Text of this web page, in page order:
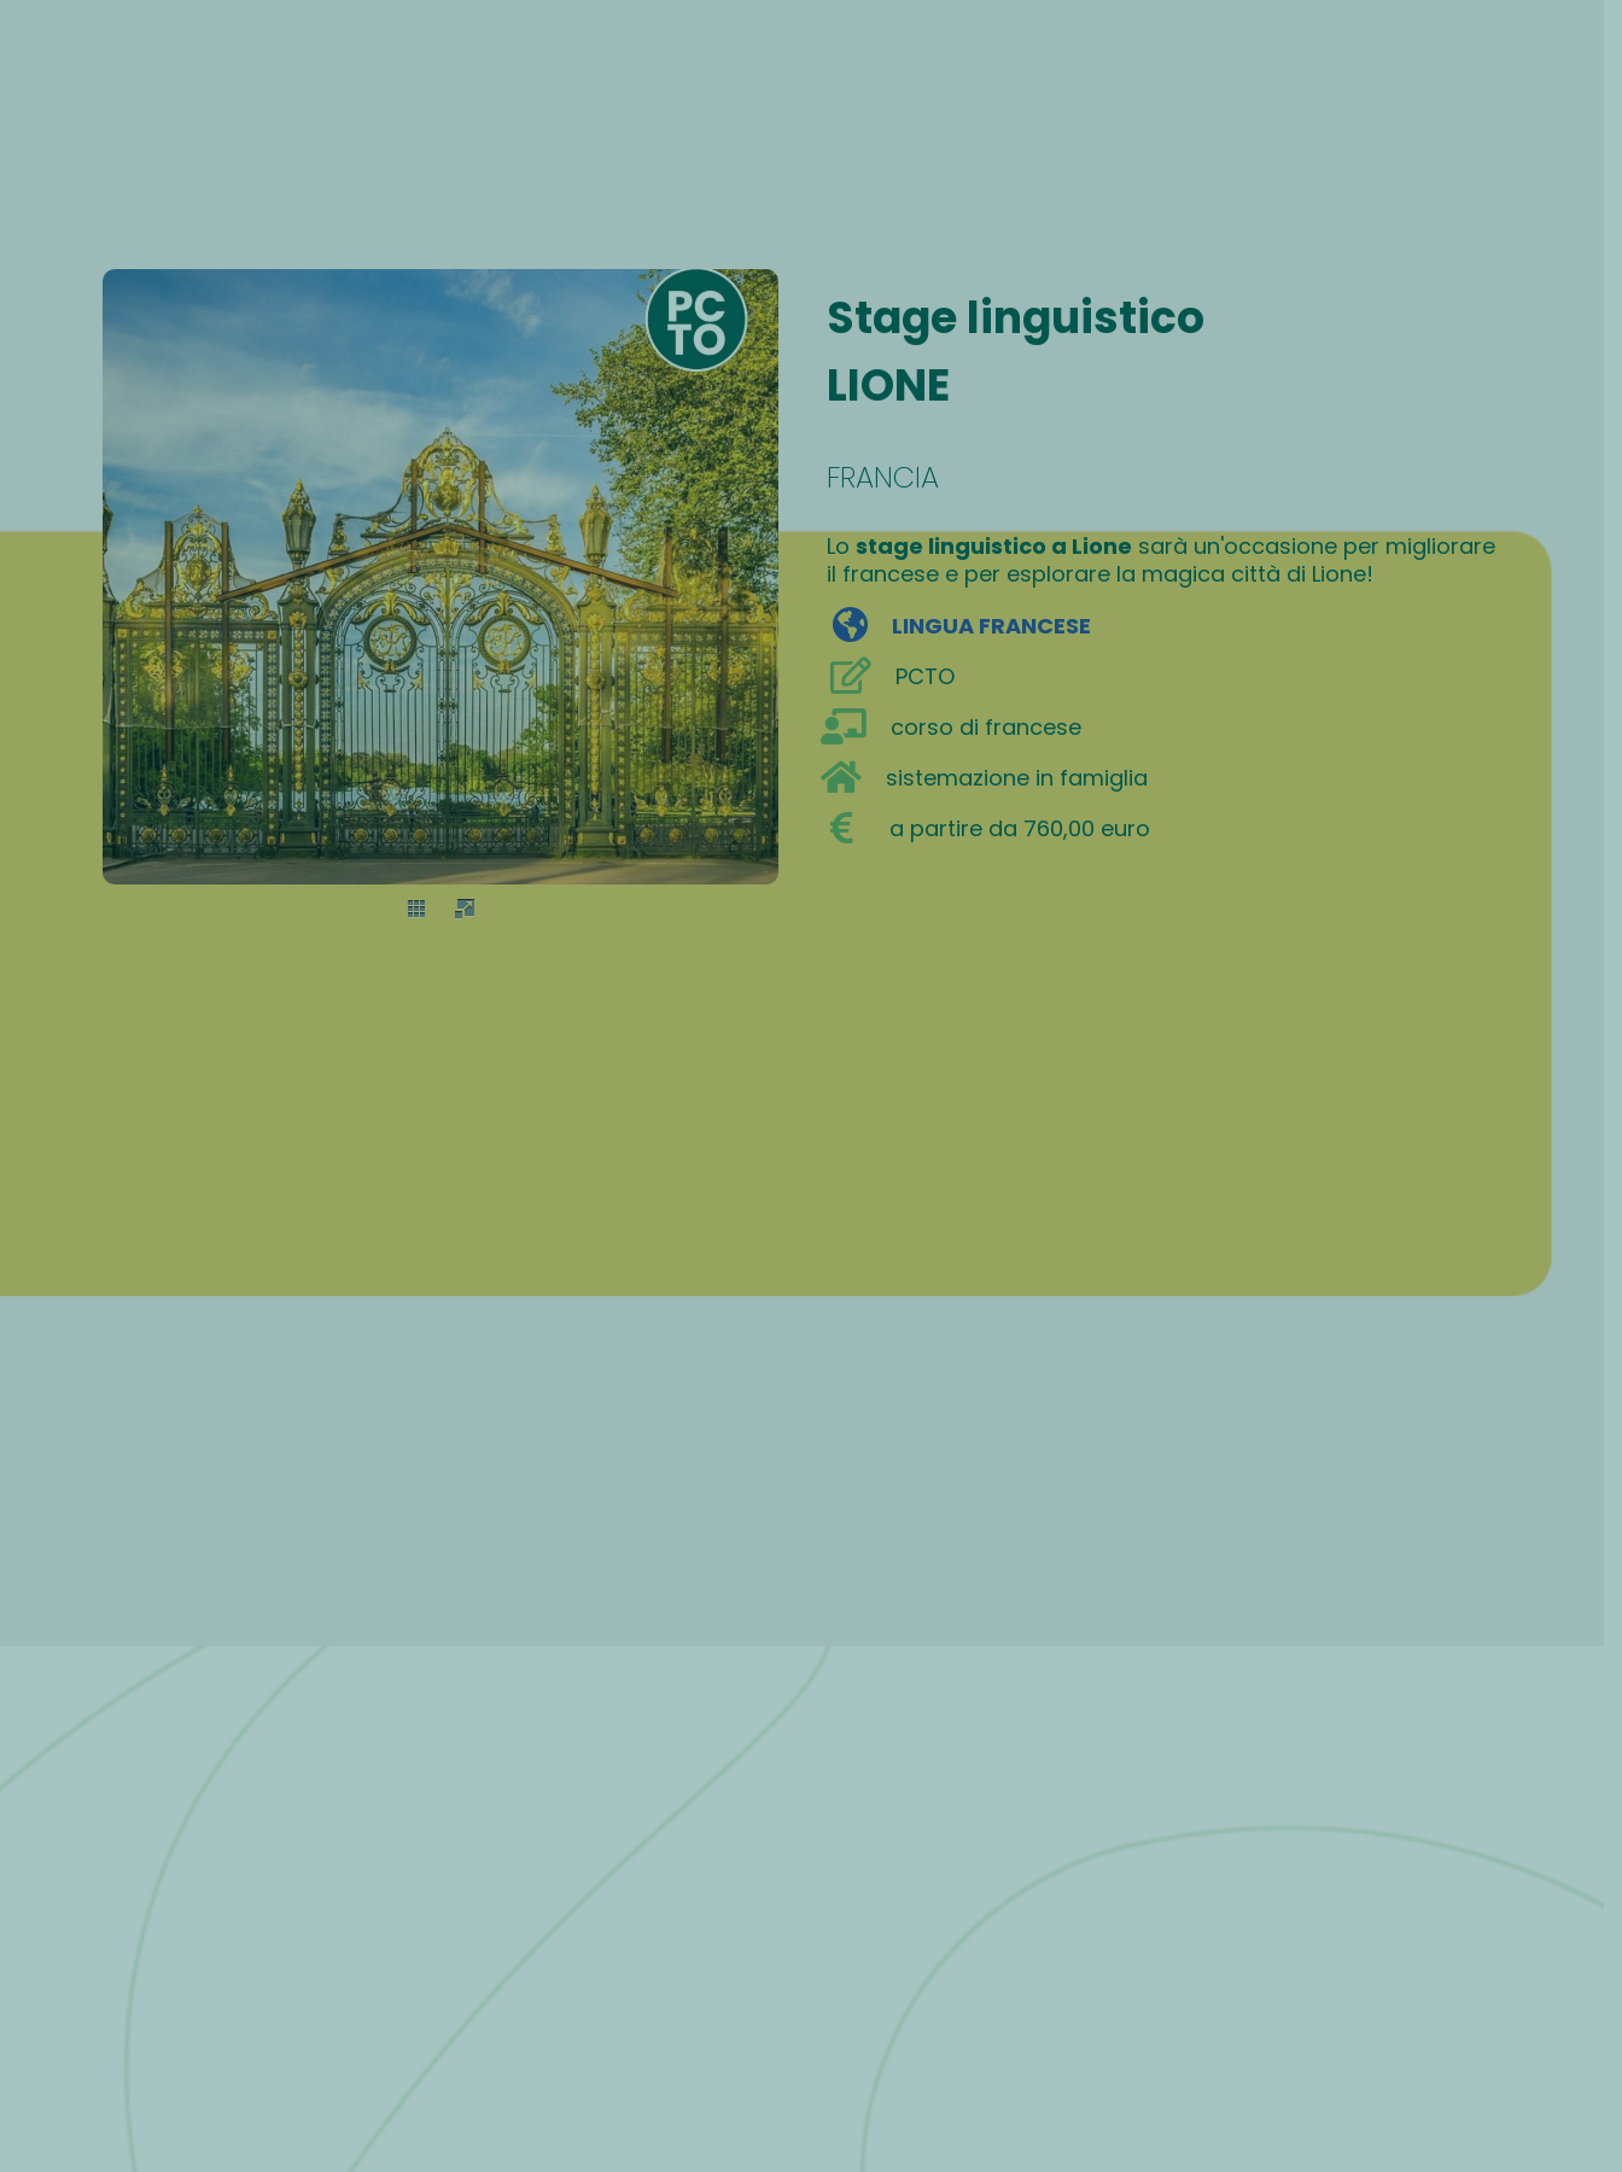
Stage linguistico
LIONE
FRANCIA
Lo stage linguistico a Lione sarà un'occasione per migliorare
il francese e per esplorare la magica città di Lione!
LINGUA FRANCESE
PCTO
corso di francese
sistemazione in famiglia
a partire da 760,00 euro